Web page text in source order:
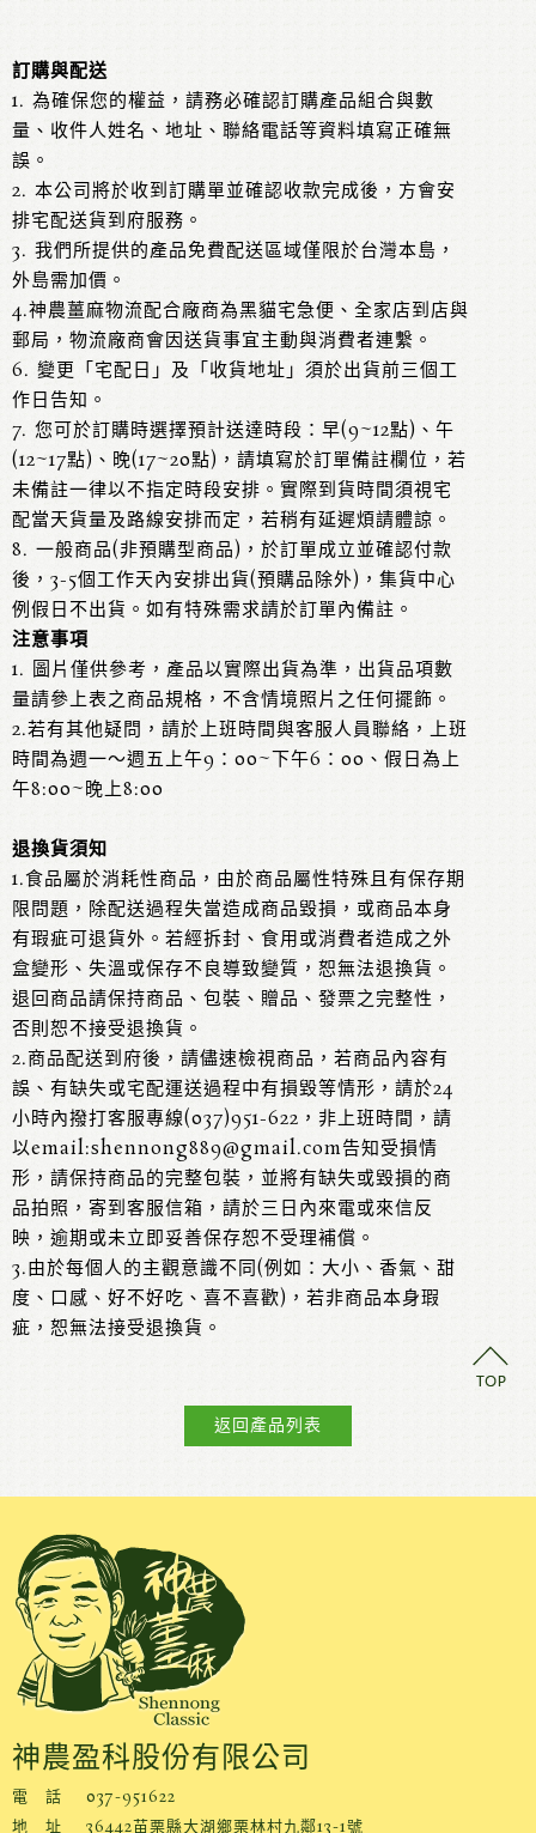
訂購與配送
1. 為確保您的權益，請務必確認訂購產品組合與數
量、收件人姓名、地址、聯絡電話等資料填寫正確無
誤。
2. 本公司將於收到訂購單並確認收款完成後，方會安
排宅配送貨到府服務。
3. 我們所提供的產品免費配送區域僅限於台灣本島，
外島需加價。
4.神農薑麻物流配合廠商為黑貓宅急便、全家店到店與
郵局，物流廠商會因送貨事宜主動與消費者連繫。
6. 變更「宅配日」及「收貨地址」須於出貨前三個工
作日告知。
7. 您可於訂購時選擇預計送達時段：早(9~12點)、午
(12~17點)、晚(17~20點)，請填寫於訂單備註欄位，若
未備註一律以不指定時段安排。實際到貨時間須視宅
配當天貨量及路線安排而定，若稍有延遲煩請體諒。
8. 一般商品(非預購型商品)，於訂單成立並確認付款
後，3-5個工作天內安排出貨(預購品除外)，集貨中心
例假日不出貨。如有特殊需求請於訂單內備註。
注意事項
1. 圖片僅供參考，產品以實際出貨為準，出貨品項數
量請參上表之商品規格，不含情境照片之任何擺飾。
2.若有其他疑問，請於上班時間與客服人員聯絡，上班
時間為週一～週五上午9：00~下午6：00、假日為上
午8:00~晚上8:00
退換貨須知
1.食品屬於消耗性商品，由於商品屬性特殊且有保存期
限問題，除配送過程失當造成商品毀損，或商品本身
有瑕疵可退貨外。若經拆封、食用或消費者造成之外
盒變形、失溫或保存不良導致變質，恕無法退換貨。
退回商品請保持商品、包裝、贈品、發票之完整性，
否則恕不接受退換貨。
2.商品配送到府後，請儘速檢視商品，若商品內容有
誤、有缺失或宅配運送過程中有損毀等情形，請於24
小時內撥打客服專線(037)951-622，非上班時間，請
以email:shennong889@gmail.com告知受損情
形，請保持商品的完整包裝，並將有缺失或毀損的商
品拍照，寄到客服信箱，請於三日內來電或來信反
映，逾期或未立即妥善保存恕不受理補償。
3.由於每個人的主觀意識不同(例如：大小、香氣、甜
度、口感、好不好吃、喜不喜歡)，若非商品本身瑕
疵，恕無法接受退換貨。
返回產品列表
神農盈科股份有限公司
電 話
037-951622
地 址
36442苗栗縣大湖鄉栗林村九鄰13-1號